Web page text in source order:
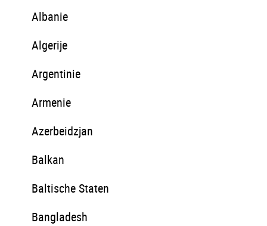
Albanie
Algerije
Argentinie
Armenie
Azerbeidzjan
Balkan
Baltische Staten
Bangladesh